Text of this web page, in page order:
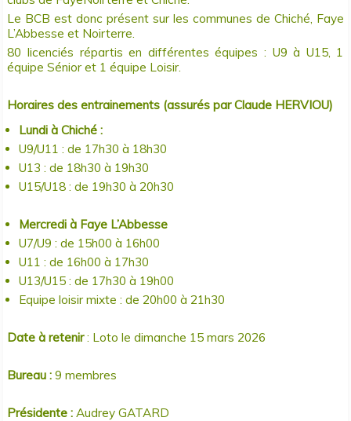
Le BCB est donc présent sur les communes de Chiché, Faye
L’Abbesse et Noirterre.
80 licenciés répartis en différentes équipes : U9 à U15, 1
équipe Sénior et 1 équipe Loisir.
Horaires des entrainements (assurés par Claude HERVIOU)
Lundi à Chiché :
U9/U11 : de 17h30 à 18h30
U13 : de 18h30 à 19h30
U15/U18 : de 19h30 à 20h30
Mercredi à Faye L’Abbesse
U7/U9 : de 15h00 à 16h00
U11 : de 16h00 à 17h30
U13/U15 : de 17h30 à 19h00
Equipe loisir mixte : de 20h00 à 21h30
Date à retenir: Loto le dimanche 15 mars 2026
Bureau : 9 membres
Présidente :Audrey GATARD